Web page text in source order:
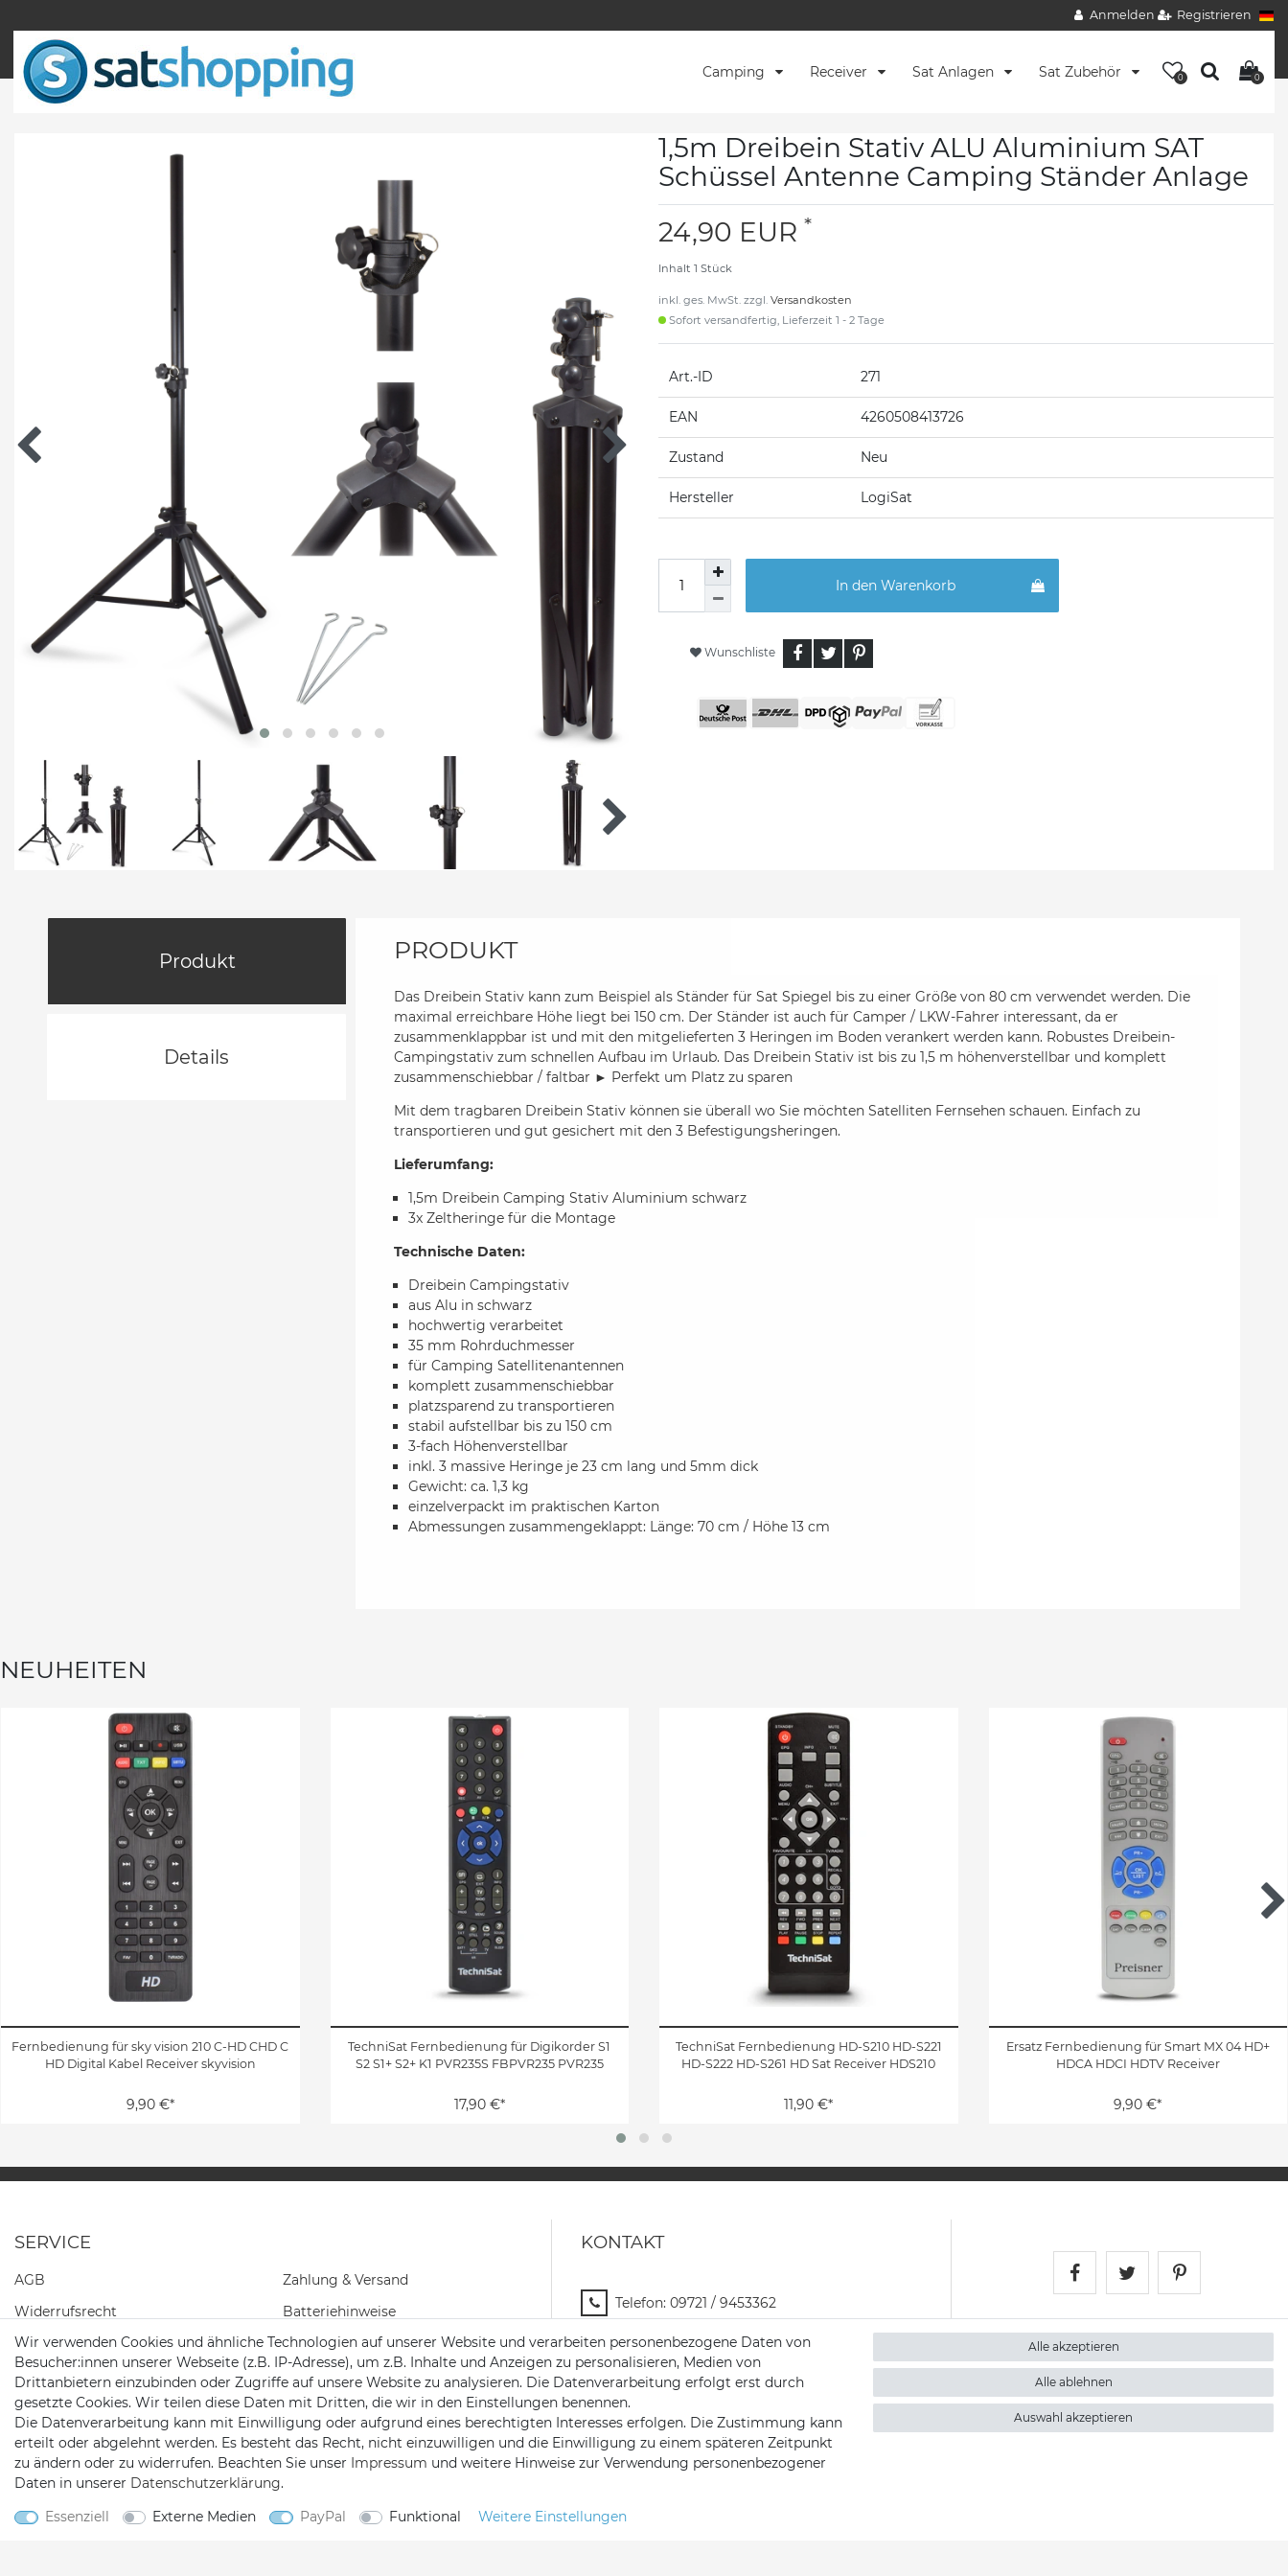
Anmelden Registrieren
Camping Receiver Sat Anlagen Sat Zubehör 0 0
1,5m Dreibein Stativ ALU Aluminium SAT
Schüssel Antenne Camping Ständer Anlage
24,90 EUR *
Inhalt 1 Stück
inkl. ges. MwSt. zzgl. Versandkosten
Sofort versandfertig, Lieferzeit 1 - 2 Tage
Art.-ID 271
EAN 4260508413726
Zustand Neu
Hersteller LogiSat
In den Warenkorb
Wunschliste
Produkt
Details
PRODUKT
Das Dreibein Stativ kann zum Beispiel als Ständer für Sat Spiegel bis zu einer Größe von 80 cm verwendet werden. Die
maximal erreichbare Höhe liegt bei 150 cm. Der Ständer ist auch für Camper / LKW-Fahrer interessant, da er
zusammenklappbar ist und mit den mitgelieferten 3 Heringen im Boden verankert werden kann. Robustes Dreibein-
Campingstativ zum schnellen Aufbau im Urlaub. Das Dreibein Stativ ist bis zu 1,5 m höhenverstellbar und komplett
zusammenschiebbar / faltbar ► Perfekt um Platz zu sparen
Mit dem tragbaren Dreibein Stativ können sie überall wo Sie möchten Satelliten Fernsehen schauen. Einfach zu
transportieren und gut gesichert mit den 3 Befestigungsheringen.
Lieferumfang:
1,5m Dreibein Camping Stativ Aluminium schwarz
3x Zeltheringe für die Montage
Technische Daten:
Dreibein Campingstativ
aus Alu in schwarz
hochwertig verarbeitet
35 mm Rohrduchmesser
für Camping Satellitenantennen
komplett zusammenschiebbar
platzsparend zu transportieren
stabil aufstellbar bis zu 150 cm
3-fach Höhenverstellbar
inkl. 3 massive Heringe je 23 cm lang und 5mm dick
Gewicht: ca. 1,3 kg
einzelverpackt im praktischen Karton
Abmessungen zusammengeklappt: Länge: 70 cm / Höhe 13 cm
NEUHEITEN
Fernbedienung für sky vision 210 C-HD CHD C
HD Digital Kabel Receiver skyvision
9,90 €*
TechniSat Fernbedienung für Digikorder S1
S2 S1+ S2+ K1 PVR235S FBPVR235 PVR235
17,90 €*
TechniSat Fernbedienung HD-S210 HD-S221
HD-S222 HD-S261 HD Sat Receiver HDS210
11,90 €*
Ersatz Fernbedienung für Smart MX 04 HD+
HDCA HDCI HDTV Receiver
9,90 €*
SERVICE
AGB
Widerrufs­recht
Daten­schutz­erklärung
Impressum
Kontakt
Barrierefreiheitserklärung
Widerrufs­formular
Zahlung & Versand
Batteriehinweise
KONTAKT
Telefon: 09721 / 9453362
Mail:info@satshopping.de
Kopenhagenstr. 4
97424 Schweinfurt
Wir verwenden Cookies und ähnliche Technologien auf unserer Website und verarbeiten personenbezogene Daten von
Besucher:innen unserer Webseite (z.B. IP-Adresse), um z.B. Inhalte und Anzeigen zu personalisieren, Medien von
Drittanbietern einzubinden oder Zugriffe auf unsere Website zu analysieren. Die Datenverarbeitung erfolgt erst durch
gesetzte Cookies. Wir teilen diese Daten mit Dritten, die wir in den Einstellungen benennen.
Die Datenverarbeitung kann mit Einwilligung oder aufgrund eines berechtigten Interesses erfolgen. Die Zustimmung kann
erteilt oder abgelehnt werden. Es besteht das Recht, nicht einzuwilligen und die Einwilligung zu einem späteren Zeitpunkt
zu ändern oder zu widerrufen. Beachten Sie unser Impressum und weitere Hinweise zur Verwendung personenbezogener
Daten in unserer Daten­schutz­erklärung.
Essenziell
Externe Medien PayPal Funktional Weitere Einstellungen
Alle akzeptieren
Alle ablehnen
Auswahl akzeptieren